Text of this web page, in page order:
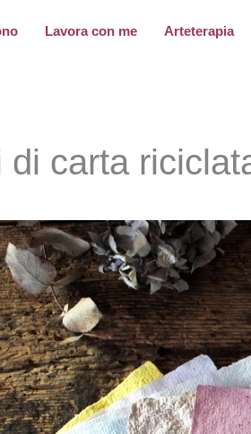
Lavora con me Arteterapia
di carta